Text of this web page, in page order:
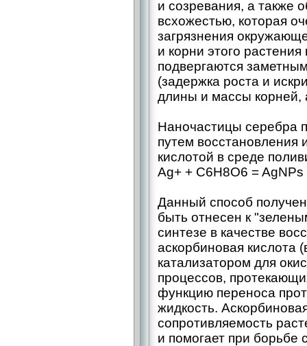
и созревания, а также
всхожестью, которая
загрязнения
и корни этого
подвергаются
(задержка роста и
длины и массы корней,
Наночастицы серебра
путем восстановления
кислотой в среде
Ag+ + C6H8O6 =
Данный способ
быть отнесен к
синтезе в качестве
аскорбиновая кислота
катализатором для
процессов,
функцию переноса
жидкость.
сопротивляемость
и помогает при борьбе